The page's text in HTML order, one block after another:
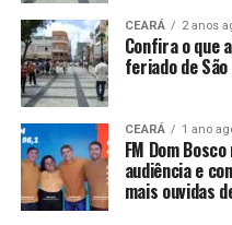
CEARÁ 2 anos
Confira o que
feriado de
CEARÁ 1 ano
FM Dom
audiência e
mais ouvidas